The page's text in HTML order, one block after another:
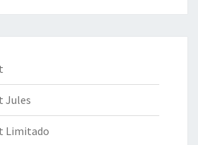
Jules
Limitado